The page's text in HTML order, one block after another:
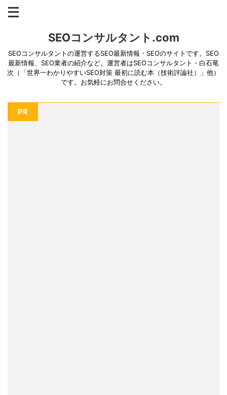
SEOコンサルタント.com
SEOコンサルタントの運営するSEO最新情報・SEOのサイトです。SEO
最新情報、SEO業者の紹介など。運営者はSEOコンサルタント・白石竜
次（「世界一わかりやすいSEO対策 最初に読む本（技術評論社）」他）
です。お気軽にお問合せください。
PR